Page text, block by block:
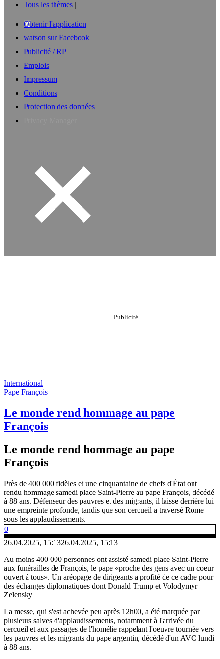
Tous les thèmes
Obtenir l'application
watson sur Facebook
Publicité / RP
Emplois
Impressum
Conditions
Protection des données
International
Pape François
Le monde rend hommage au pape
François
Le monde rend hommage au pape
François
Près de 400 000 fidèles et une cinquantaine de chefs d'État ont
rendu hommage samedi place Saint-Pierre au pape François, décédé
à 88 ans. Défenseur des pauvres et des migrants, il laisse derrière lui
une empreinte profonde, tandis que son cercueil a traversé Rome
sous les applaudissements.
0
26.04.2025, 15:1326.04.2025, 15:13
Au moins 400 000 personnes ont assisté samedi place Saint-Pierre
aux funérailles de François, le pape «proche des gens avec un coeur
ouvert à tous». Un aréopage de dirigeants a profité de ce cadre pour
des échanges diplomatiques dont Donald Trump et Volodymyr
Zelensky
La messe, qui s'est achevée peu après 12h00, a été marquée par
plusieurs salves d'applaudissements, notamment à l'arrivée du
cercueil et aux passages de l'homélie rappelant l'oeuvre tournée vers
les pauvres et les migrants du pape argentin, décédé d'un AVC lundi
à 88 ans.